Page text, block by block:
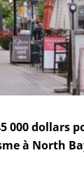
000 dollars
à North